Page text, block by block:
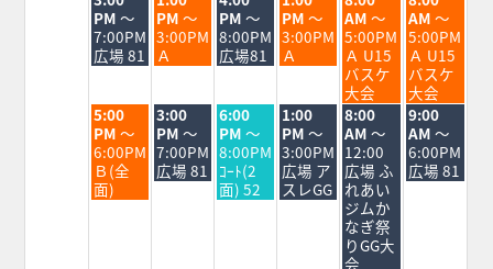
曜
日,
8
月
2026
PM ～
7:00PM
広場 81
曜
日,
8
月
2026
PM ～
3:00PM
Ａ
曜
日,
8
月
2026
PM ～
8:00PM
広場81
曜
日,
8
月
2026
PM ～
3:00PM
Ａ
曜
日,
8
月
29th
2026
AM ～
5:00PM
Ａ U15
バスケ
大会
曜
日,
8
月
30th
2026
AM ～
5:00PM
Ａ U15
バスケ
大会
火
曜
日,
8
月
25th
5:00
PM ～
6:00PM
Ｂ(全
面)
水
曜
日,
8
月
3:00
PM ～
7:00PM
広場 81
木
曜
日,
8
月
27th
6:00
PM ～
8:00PM
ｺｰﾄ(2
面) 52
金
曜
日,
8
月
28th
1:00
PM ～
3:00PM
広場 ア
スレGG
土
曜
日,
8
月
29th
2026
8:00
AM ～
12:00
広場 ふ
れあい
ジムか
なぎ祭
りGG大
会
日
曜
日,
8
月
9:00
AM ～
6:00PM
広場 81